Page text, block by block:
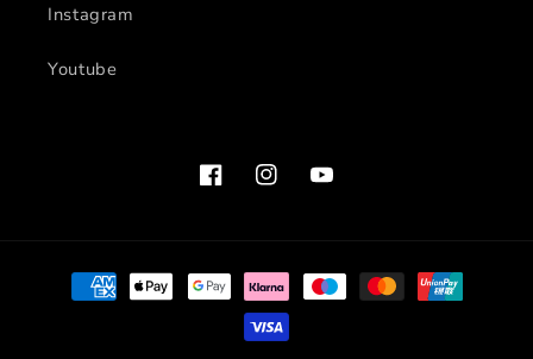
Instagram
Youtube
FacebookInstagramYouTube
Betalningsmetoder